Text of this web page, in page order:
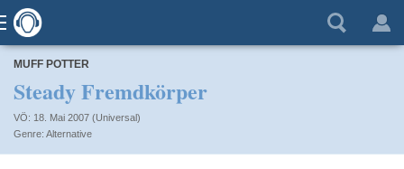
MUFF POTTER
Steady Fremdkörper
VÖ: 18. Mai 2007 (Universal)
Alternative